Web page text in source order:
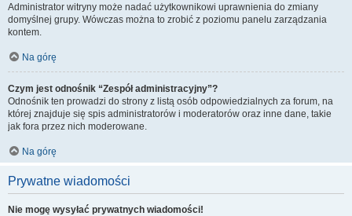
Administrator witryny może nadać użytkownikowi uprawnienia do zmiany
domyślnej grupy. Wówczas można to zrobić z poziomu panelu zarządzania
kontem.
Na górę
Czym jest odnośnik “Zespół administracyjny”?
Odnośnik ten prowadzi do strony z listą osób odpowiedzialnych za forum, na
której znajduje się spis administratorów i moderatorów oraz inne dane, takie
jak fora przez nich moderowane.
Na górę
Prywatne wiadomości
Nie mogę wysyłać prywatnych wiadomości!